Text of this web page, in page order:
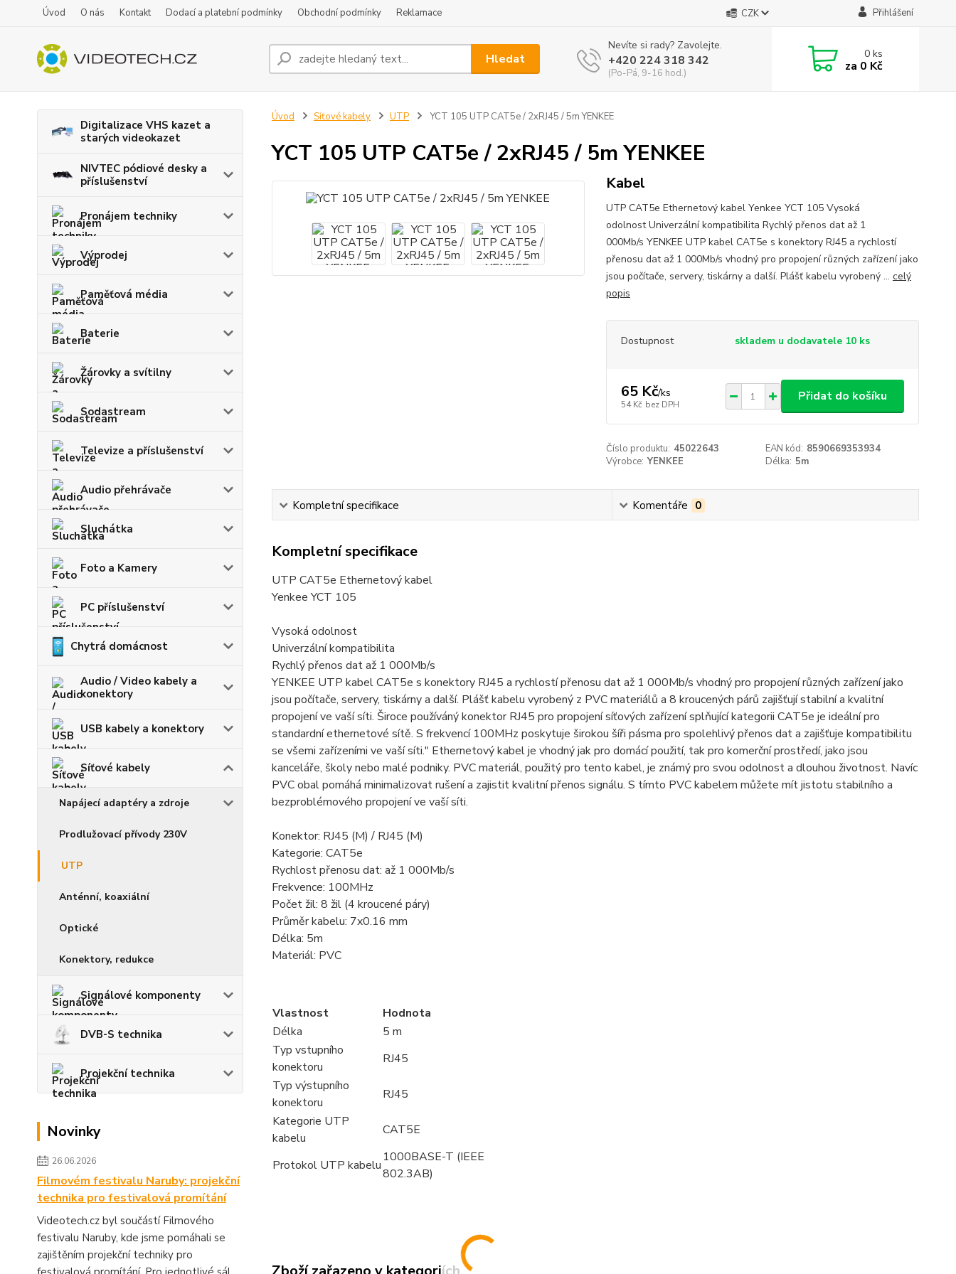
Úvod O nás Kontakt Dodací a platební podmínky Obchodní podmínky Reklamace CZK Přihlášení
Hledat
Nevíte si rady? Zavolejte.
+420 224 318 342
(Po-Pá, 9-16 hod.)
0ks
za 0 Kč
Digitalizace VHS kazet a
starých videokazet
NIVTEC pódiové desky a
příslušenství
Pronájem techniky
Výprodej
Paměťová média
Baterie
Žárovky a svítilny
Sodastream
Televize a příslušenství
Audio přehrávače
Sluchátka
Foto a Kamery
PC příslušenství
Chytrá domácnost
Audio / Video kabely a
konektory
USB kabely a konektory
Síťové kabely
Napájecí adaptéry a zdroje
Prodlužovací přívody 230V
UTP
Anténní, koaxiální
Optické
Konektory, redukce
Signálové komponenty
DVB-S technika
Projekční technika
Novinky
26.06.2026
Filmovém festivalu Naruby: projekční
technika pro festivalová promítání
Videotech.cz byl součástí Filmového
festivalu Naruby, kde jsme pomáhali se
zajištěním projekční techniky pro
Úvod Síťové kabely UTP YCT 105 UTP CAT5e / 2xRJ45 / 5m YENKEE
YCT 105 UTP CAT5e / 2xRJ45 / 5m YENKEE
Kabel
UTP CAT5e Ethernetový kabel Yenkee YCT 105 Vysoká
odolnost Univerzální kompatibilita Rychlý přenos dat až 1
000Mb/s YENKEE UTP kabel CAT5e s konektory RJ45 a rychlostí
přenosu dat až 1 000Mb/s vhodný pro propojení různých zařízení jako
jsou počítače, servery, tiskárny a další. Plášť kabelu vyrobený ... celý
popis
Dostupnost skladem u dodavatele 10 ks
65 Kč/ks
54 Kč bez DPH
Přidat do košíku
Číslo produktu: 45022643 EAN kód: 8590669353934
Výrobce: YENKEE Délka: 5m
Kompletní specifikace Komentáře 0
Kompletní specifikace
UTP CAT5e Ethernetový kabel
Yenkee YCT 105
Vysoká odolnost
Univerzální kompatibilita
Rychlý přenos dat až 1 000Mb/s
YENKEE UTP kabel CAT5e s konektory RJ45 a rychlostí přenosu dat až 1 000Mb/s vhodný pro propojení různých zařízení jako
jsou počítače, servery, tiskárny a další. Plášť kabelu vyrobený z PVC materiálů a 8 kroucených párů zajišťují stabilní a kvalitní
propojení ve vaší síti. Široce používáný konektor RJ45 pro propojení síťových zařízení splňující kategorii CAT5e je ideální pro
standardní ethernetové sítě. S frekvencí 100MHz poskytuje širokou šíři pásma pro spolehlivý přenos dat a zajišťuje kompatibilitu
se všemi zařízeními ve vaší síti." Ethernetový kabel je vhodný jak pro domácí použití, tak pro komerční prostředí, jako jsou
kanceláře, školy nebo malé podniky. PVC materiál, použitý pro tento kabel, je známý pro svou odolnost a dlouhou životnost. Navíc
PVC obal pomáhá minimalizovat rušení a zajistit kvalitní přenos signálu. S tímto PVC kabelem můžete mít jistotu stabilního a
bezproblémového propojení ve vaší síti.
Konektor: RJ45 (M) / RJ45 (M)
Kategorie: CAT5e
Rychlost přenosu dat: až 1 000Mb/s
Frekvence: 100MHz
Počet žil: 8 žil (4 kroucené páry)
Průměr kabelu: 7x0.16 mm
Délka: 5m
Materiál: PVC
Vlastnost
Hodnota
Délka
5 m
Typ vstupního
konektoru
RJ45
Typ výstupního
konektoru
RJ45
Kategorie UTP
kabelu
CAT5E
Protokol UTP kabelu
1000BASE-T (IEEE
802.3AB)